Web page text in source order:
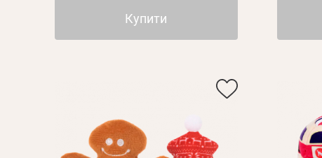
Купити